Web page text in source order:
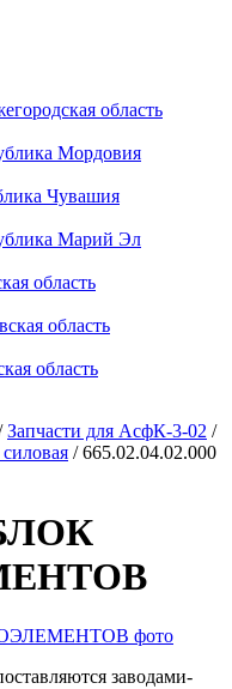
область
Мордовия
Чувашия
Марий Эл
область
область
область
Запчасти для АсфК-3-02 /
/665.02.04.02.000
БЛОК
заводами-